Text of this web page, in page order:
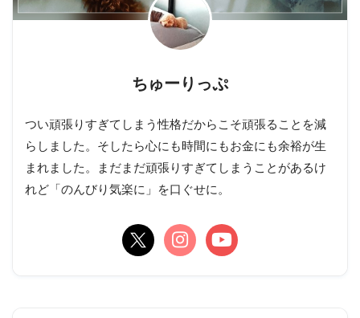
ちゅーりっぷ
つい頑張りすぎてしまう性格だからこそ頑張ることを減
らしました。そしたら心にも時間にもお金にも余裕が生
まれました。まだまだ頑張りすぎてしまうことがあるけ
れど「のんびり気楽に」を口ぐせに。